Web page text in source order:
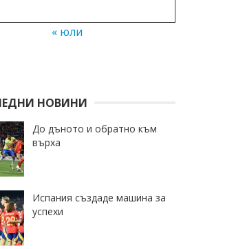
« юли
НОВИНИ
До дъното и обратно към
върха
Испания създаде машина за
успехи